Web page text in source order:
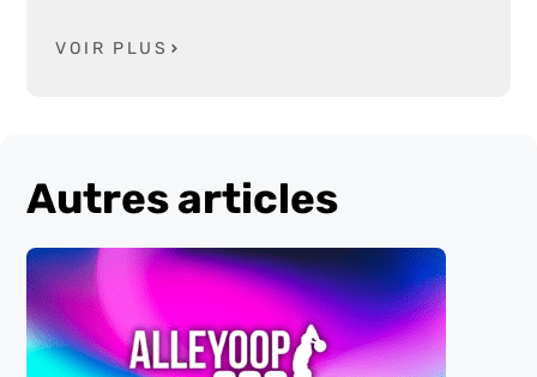
VOIR PLUS
Autres articles